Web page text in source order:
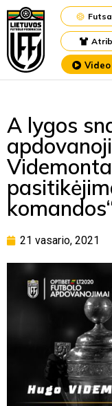
A lygos
21 vasario, 2021